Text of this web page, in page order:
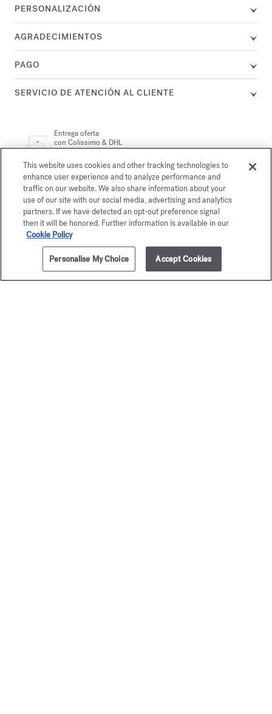
PERSONALIZACIÓN
AGRADECIMIENTOS
PAGO
SERVICIO DE ATENCIÓN AL CLIENTE
Entrega oferta
con Colissimo & DHL
política de devoluciones
Un agente se encuentra a su disposición por teléfono en el +33
(0)1 72 95 09 89 lunes de 9.00 a 19.00 h. y de martes a viernes
de 10.00 a 19.00 h., o porcorreo electrónico
Pago seguro
La Maison le propone
This website uses cookies and other tracking technologies to
enhance user experience and to analyze performance and
traffic on our website. We also share information about your
use of our site with our social media, advertising and analytics
partners. If we have detected an opt-out preference signal
then it will be honored. Further information is available in our
Cookie Policy
Personalise My Choice Accept Cookies